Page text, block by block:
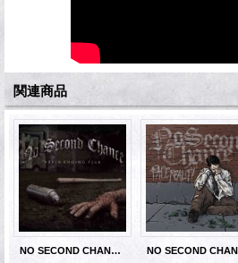
関連商品
NO SECOND CHANCE - Never Ending Fear [CD]